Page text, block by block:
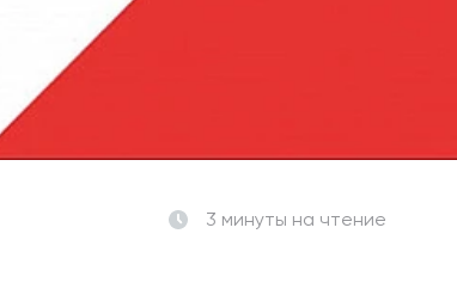
3 минуты на чтение